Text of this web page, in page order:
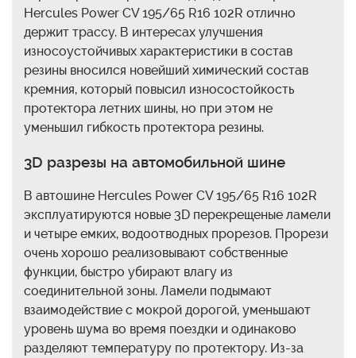
Hercules Power CV 195/65 R16 102R отлично
держит трассу. В интересах улучшения
износоустойчивых характеристики в состав
резины вносился новейший химический состав
кремния, который повысил износостойкость
протектора летних шины, но при этом не
уменьшил гибкость протектора резины.
3D разрезы на автомобильной шине
В автошине Hercules Power CV 195/65 R16 102R
эксплуатируются новые 3D перекрещеные ламели
и четыре емких, водоотводных прорезов. Прорези
очень хорошо реализовывают собственные
функции, быстро убирают влагу из
соединительной зоны. Ламели подымают
взаимодействие с мокрой дорогой, уменьшают
уровень шума во время поездки и одинаково
разделяют температуру по протектору. Из-за